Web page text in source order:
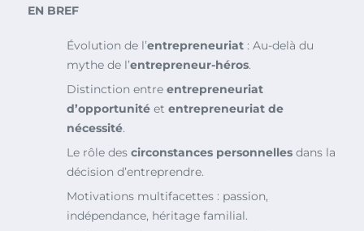
EN BREF
Évolution de l’entrepreneuriat : Au-delà du
mythe de l’entrepreneur-héros.
Distinction entre entrepreneuriat
d’opportunité et entrepreneuriat de
nécessité.
Le rôle des circonstances personnelles dans la
décision d’entreprendre.
Motivations multifacettes : passion,
indépendance, héritage familial.